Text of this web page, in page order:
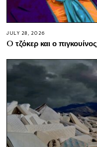
JULY 28, 2026
O τζόκερ και ο πιγκουίνος